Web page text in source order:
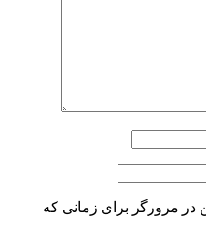
در مرورگر برای زمانی که